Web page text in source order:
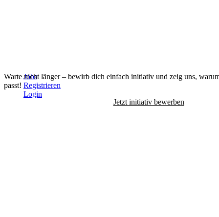
Jobs
Registrieren
Login
Warte nicht länger – bewirb dich einfach initiativ und zeig uns,
passt!
Jetzt initiativ bewerben